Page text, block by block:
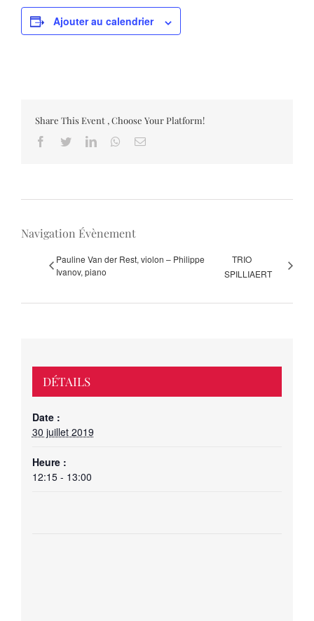
Ajouter au calendrier
Share This Event , Choose Your Platform!
Facebook
TwitterLinkedInWhatsapp
Email
Navigation Évènement
Pauline Van der Rest, violon – Philippe
Ivanov, piano
TRIO
SPILLIAERT
DÉTAILS
Date :
30 juillet 2019
Heure :
12:15 - 13:00